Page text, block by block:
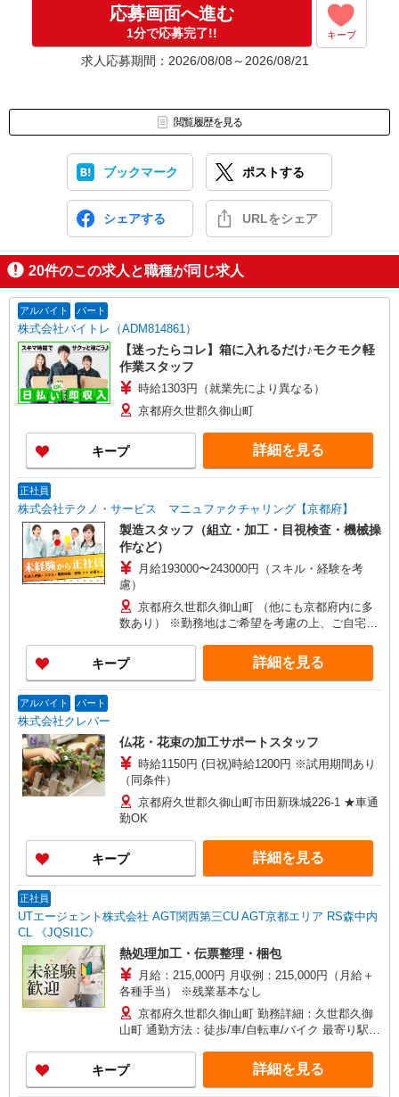
スマホで面接を受けることもできます！
お気軽にご相談ください！
※弊社よりお電話を差し上げる場合は、 「0120-332-368」の番号
▼電話応募の流れ▼
【2】電話面接またはWEB面接（所要時間15分程度）
【3】選考（面接は電話面接1回のみ！）
応募後すぐに電話面接も可能です。
面接は履歴書不要＆最短15分程度で完了します。
お気軽にご応募ください！
■面接は電話なので私服でOK！
■自宅でできるオンライン面接もあります。
■応募から面接まで最短15分で完了します！
■面接・入社日はご相談に応じます。在職中の方もお気軽にご応募く
ださい！
応募画面へ進む
1分で応募完了!! キープ
求人応募期間：2026/08/08～2026/08/21
閲覧履歴を見る
ブックマーク ポストする
シェアする URLをシェア
20件のこの求人と職種が同じ求人
アルバイト パート
株式会社バイトレ（ADM814861）
【迷ったらコレ】箱に入れるだけ♪モクモク軽
作業スタッフ
時給1303円（就業先により異なる）
京都府久世郡久御山町
キープ 詳細を見る
正社員
株式会社テクノ・サービス マニュファクチャリング【京都府】
製造スタッフ（組立・加工・目視検査・機械操
作など）
月給193000〜243000円（スキル・経験を考
慮）
京都府久世郡久御山町 （他にも京都府内に多
数あり） ※勤務地はご希望を考慮の上、ご自宅を
（転勤なし）
キープ 詳細を見る
アルバイト パート
株式会社クレバー
仏花・花束の加工サポートスタッフ
時給1150円 (日祝)時給1200円 ※試用期間あり
（同条件）
京都府久世郡久御山町市田新珠城226-1 ★車通
勤OK
キープ 詳細を見る
正社員
UTエージェント株式会社 AGT関西第三CU AGT京都エリア RS森中内
CL 《JQSI1C》
熱処理加工・伝票整理・梱包
月給：215,000円 月収例：215,000円（月給＋
各種手当） ※残業基本なし
京都府久世郡久御山町 勤務詳細：久世郡久御
山町 通勤方法：徒歩/車/自転車/バイク 最寄り駅：
キープ 詳細を見る